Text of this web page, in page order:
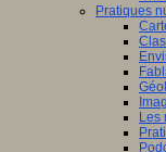
Pratiques
Les